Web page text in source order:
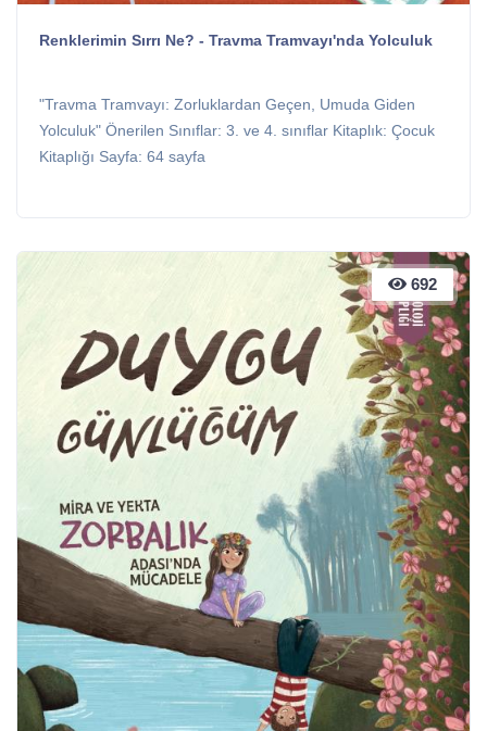
Renklerimin Sırrı Ne? - Travma Tramvayı'nda Yolculuk
"Travma Tramvayı: Zorluklardan Geçen, Umuda Giden
Yolculuk" Önerilen Sınıflar: 3. ve 4. sınıflar Kitaplık: Çocuk
Kitaplığı Sayfa: 64 sayfa
692
692